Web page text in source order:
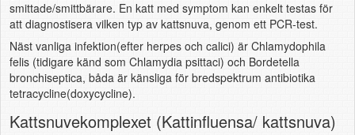
smittade/smittbärare. En katt med symptom kan enkelt testas för
att diagnostisera vilken typ av kattsnuva, genom ett PCR-test.
Näst vanliga infektion(efter herpes och calici) är Chlamydophila
felis (tidigare känd som Chlamydia psittaci) och Bordetella
bronchiseptica, båda är känsliga för bredspektrum antibiotika
tetracycline(doxycycline).
Kattsnuvekomplexet (Kattinfluensa/ kattsnuva)